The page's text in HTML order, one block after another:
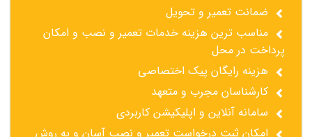
ضمانت تعمیر و تحویل
مناسب ترین هزینه خدمات تعمیر و نصب و امکان
پرداخت در محل
هزینه رایگان پیک اختصاصی
کارشناسان مجرب و متعهد
سامانه آنلاین و اپلیکیشن کاربردی
امکان ثبت درخواست تعمیر و نصب آسان و به روش